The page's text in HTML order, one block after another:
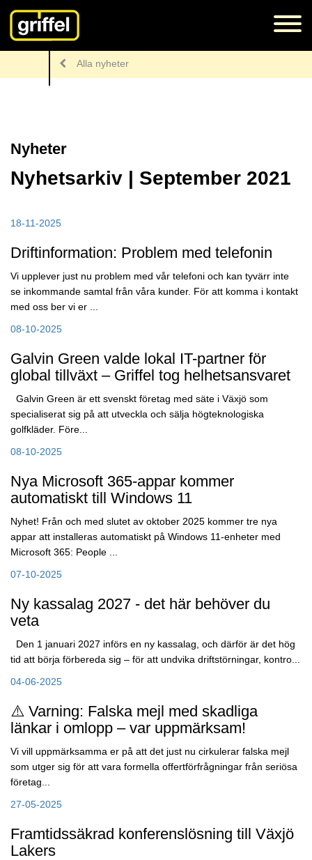
Nyheter
Alla nyheter
Nyhetsarkiv | September 2021
18-11-2025
Driftinformation: Problem med telefonin
Vi upplever just nu problem med vår telefoni och kan tyvärr inte
se inkommande samtal från våra kunder. För att komma i kontakt
med oss ber vi er ...
08-10-2025
Galvin Green valde lokal IT-partner för
global tillväxt – Griffel tog helhetsansvaret
Galvin Green är ett svenskt företag med säte i Växjö som
specialiserat sig på att utveckla och sälja högteknologiska
golfkläder. Före...
08-10-2025
Nya Microsoft 365-appar kommer
automatiskt till Windows 11
Nyhet! Från och med slutet av oktober 2025 kommer tre nya
appar att installeras automatiskt på Windows 11-enheter med
Microsoft 365: People ...
07-10-2025
Ny kassalag 2027 - det här behöver du
veta
Den 1 januari 2027 införs en ny kassalag, och därför är det hög
tid att börja förbereda sig – för att undvika driftstörningar, kontro...
04-06-2025
⚠️ Varning: Falska mejl med skadliga
länkar i omlopp – var uppmärksam!
Vi vill uppmärksamma er på att det just nu cirkulerar falska mejl
som utger sig för att vara formella offertförfrågningar från seriösa
företag...
27-05-2025
Framtidssäkrad konferenslösning till Växjö
Lakers